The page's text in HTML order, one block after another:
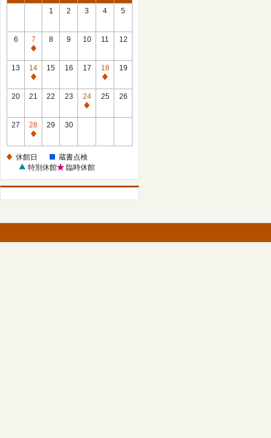
1 2 3 4 5
6
7
休
館
日
8 9 10 11 12
13
14
休
館
15 16 17
18
休
館
19
20 21 22 23
24
休
25 26
27
28
休
日
29 30
休館日
蔵書点検
特別休館
臨時休館